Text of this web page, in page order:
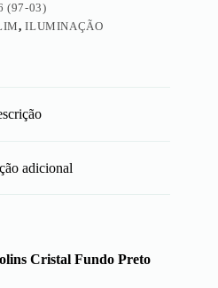
(97-03)
,ILUMINAÇÃO
adicional
Cristal Fundo Preto